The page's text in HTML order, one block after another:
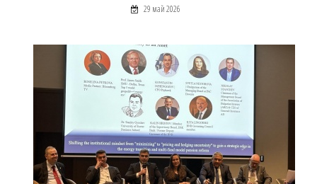
29 май 2026